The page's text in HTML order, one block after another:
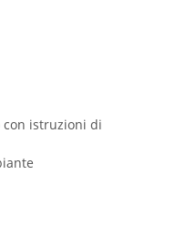
istruzioni di